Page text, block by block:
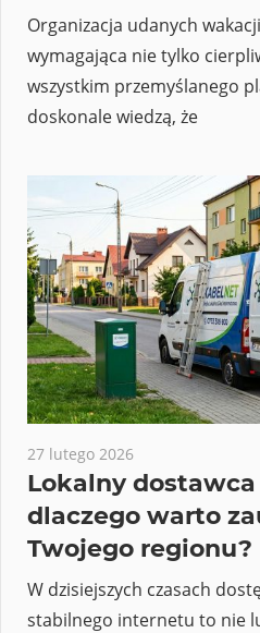
Organizacja udanych
wymagająca nie tylko
wszystkim przemyślanego
doskonale wiedzą, że
27 lutego 2026
Lokalny
dlaczego warto
Twojego regionu?
W dzisiejszych czasach
stabilnego internetu to nie